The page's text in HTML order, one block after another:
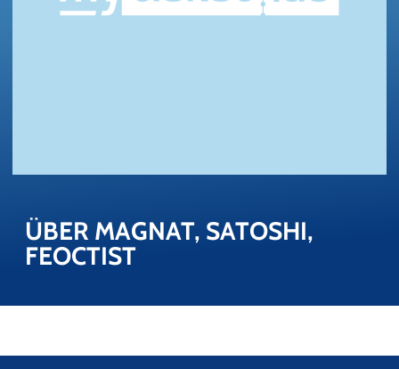
ÜBER MA­GNAT, SA­TO­SHI,
FEOC­TIST